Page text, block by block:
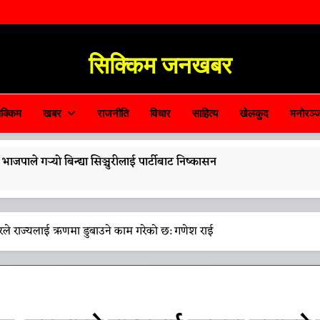
सिक्किम जनखबर
Sikkim JanKhabar
खबर राजनीति विचार साहित्य खेलकुद
गर्‍यो बिन्द्या सिञ्चुरीलाई पार्टीबाट निष्कासन
गरे ‘नारी शक्ति वन्दन अधिनियम’लाई समर्थन
तयारीलाई लिएर मुख्यमन्त्री तामाङको अध्यक्षतामा समीक्षा बैठक सम्पन्न
राज्यलाई ऋणमा डुबाउने काम गरेको छ: गणेश राई